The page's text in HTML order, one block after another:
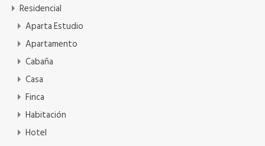
Residencial
Aparta Estudio
Apartamento
Cabaña
Casa
Finca
Habitación
Hotel